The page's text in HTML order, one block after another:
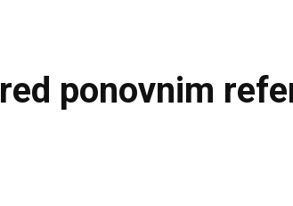
ponovnim